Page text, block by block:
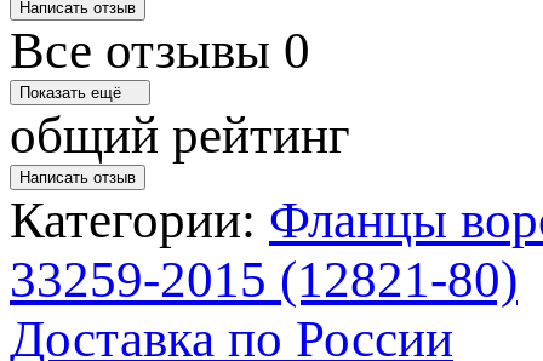
Написать отзыв
Все отзывы 0
Показать ещё
общий рейтинг
Написать отзыв
Категории: Фланцы
33259-2015 (12821-80)
Доставка по России